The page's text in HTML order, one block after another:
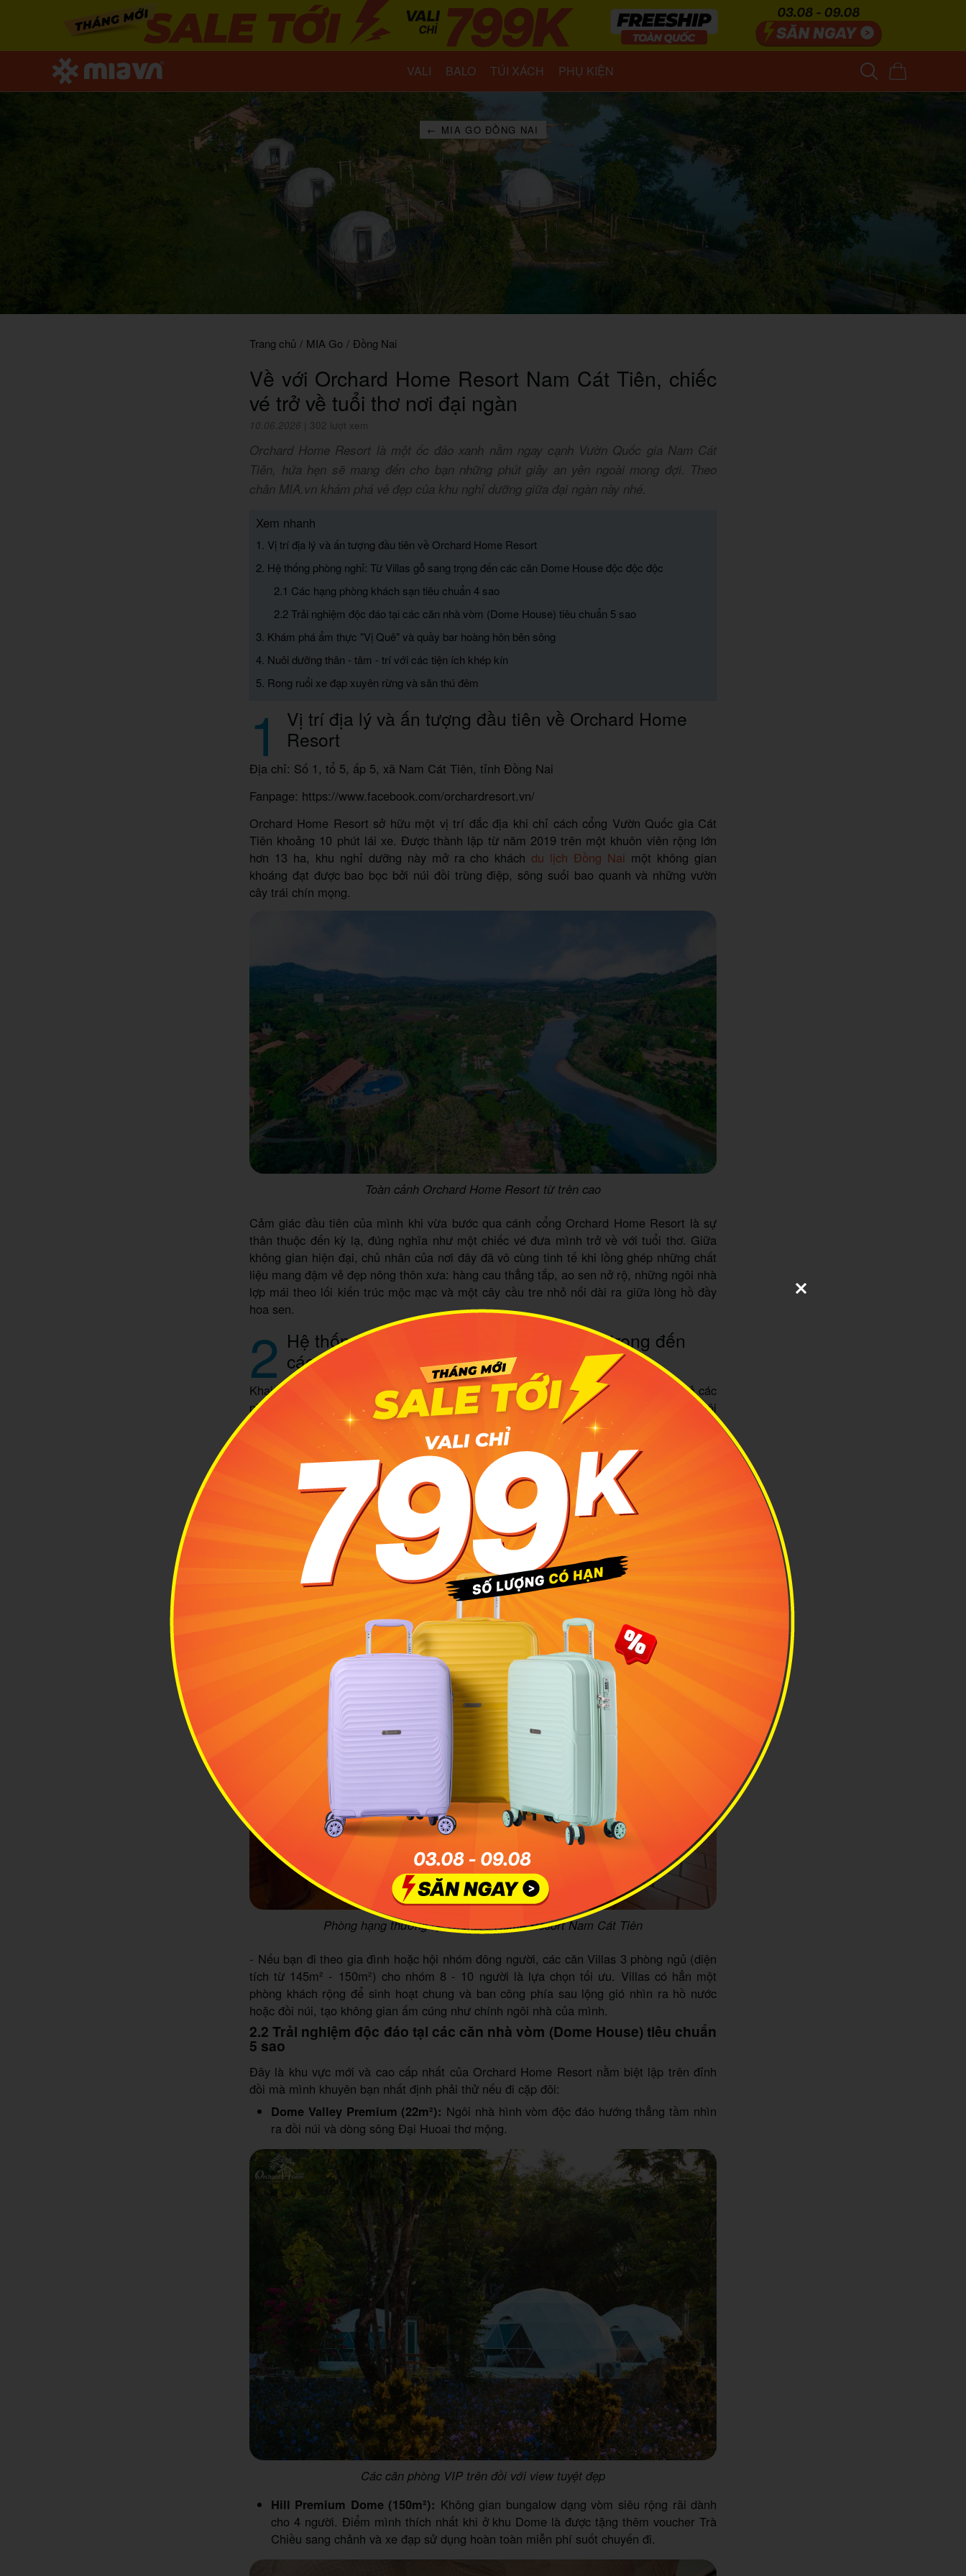
VALI BALO TÚI XÁCH PHỤ KIỆN
← MIA GO ĐỒNG NAI
Trang chủ / MIA Go / Đồng Nai
Về với Orchard Home Resort Nam Cát Tiên, chiếc
vé trở về tuổi thơ nơi đại ngàn
10.06.2026 302 lượt xem
Orchard Home Resort là một ốc đảo xanh nằm ngay cạnh Vườn Quốc gia Nam Cát
Tiên, hứa hẹn sẽ mang đến cho bạn những phút giây an yên ngoài mong đợi. Theo
chân MIA.vn khám phá vẻ đẹp của khu nghỉ dưỡng giữa đại ngàn này nhé.
Xem nhanh
1. Vị trí địa lý và ấn tượng đầu tiên về Orchard Home Resort
2. Hệ thống phòng nghỉ: Từ Villas gỗ sang trọng đến các căn Dome House độc độc độc
2.1 Các hạng phòng khách sạn tiêu chuẩn 4 sao
2.2 Trải nghiệm độc đáo tại các căn nhà vòm (Dome House) tiêu chuẩn 5 sao
3. Khám phá ẩm thực "Vị Quê" và quầy bar hoàng hôn bên sông
4. Nuôi dưỡng thân - tâm - trí với các tiện ích khép kín
5. Rong ruổi xe đạp xuyên rừng và săn thú đêm
1
Vị trí địa lý và ấn tượng đầu tiên về Orchard Home
Resort
Địa chỉ: Số 1, tổ 5, ấp 5, xã Nam Cát Tiên, tỉnh Đồng Nai
Fanpage: https://www.facebook.com/orchardresort.vn/
Orchard Home Resort sở hữu một vị trí đắc địa khi chỉ cách cổng Vườn Quốc gia Cát
Tiên khoảng 10 phút lái xe. Được thành lập từ năm 2019 trên một khuôn viên rộng lớn
hơn 13 ha, khu nghỉ dưỡng này mở ra cho kháchdu lịch Đồng Nai một không gian
khoáng đạt được bao bọc bởi núi đồi trùng điệp, sông suối bao quanh và những vườn
cây trái chín mọng.
Toàn cảnh Orchard Home Resort từ trên cao
Cảm giác đầu tiên của mình khi vừa bước qua cánh cổng Orchard Home Resort là sự
thân thuộc đến kỳ lạ, đúng nghĩa như một chiếc vé đưa mình trở về với tuổi thơ. Giữa
không gian hiện đại, chủ nhân của nơi đây đã vô cùng tinh tế khi lồng ghép những chất
liệu mang đậm vẻ đẹp nông thôn xưa: hàng cau thẳng tắp, ao sen nở rộ, những ngôi nhà
lợp mái theo lối kiến trúc mộc mạc và một cây cầu tre nhỏ nối dài ra giữa lòng hồ đầy
hoa sen.
2 Hệ thống phòng nghỉ: Từ Villas gỗ sang trọng đến
các căn Dome House độc độc độc
Khai thác thế mạnh địa hình có 1-0-2, Orchard Home Resort Cát Tiên thiết kế tất cả các
phòng ngủ đều hướng nhìn ra núi, hồ nước, ao sen hoặc vườn cây ăn trái. Toàn bộ nội
thất bên trong đều sử dụng chất liệu gỗ sang trọng, mang lại cảm giác vừa ấm cúng vừa
biệt lập. Hành trình du lịch Đồng Nai thì việc
2.1 Các hạng phòng khách sạn tiêu chuẩn 4 sao
Superior (Double/Twin/Triple):
Diện tích từ 32m² - 34m², phù hợp cho từ 2 đến 3
khách. Phòng có view nhìn ra đồi núi và sân vườn xanh mướt. Khi đặt hạng phòng
này, mình được tặng kèm bữa sáng, minibar và đặc biệt là voucher massage tại khu
Deluxe Twin:
Diện tích rộng rãi hơn khoảng 35m² với 2 giường Queen, có sức chứa
lên đến 4 khách, cực kỳ thích hợp cho các nhóm bạn thân.
Phòng hạng thường tại Orchard Home Resort Nam Cát Tiên
- Nếu bạn đi theo gia đình hoặc hội nhóm đông người, các căn Villas 3 phòng ngủ (diện
tích từ 145m² - 150m²) cho nhóm 8 - 10 người là lựa chọn tối ưu. Villas có hẳn một
phòng khách rộng để sinh hoạt chung và ban công phía sau lộng gió nhìn ra hồ nước
hoặc đồi núi, tạo không gian ấm cúng như chính ngôi nhà của mình.
2.2 Trải nghiệm độc đáo tại các căn nhà vòm (Dome House) tiêu chuẩn
5 sao
Đây là khu vực mới và cao cấp nhất của Orchard Home Resort nằm biệt lập trên đỉnh
đồi mà mình khuyên bạn nhất định phải thử nếu đi cặp đôi:
Dome Valley Premium (22m²): Ngôi nhà hình vòm độc đáo hướng thẳng tầm nhìn
ra đồi núi và dòng sông Đại Huoai thơ mộng.
Các căn phòng VIP trên đồi với view tuyệt đẹp
Hill Premium Dome (150m²): Không gian bungalow dạng vòm siêu rộng rãi dành
cho 4 người. Điểm mình thích nhất khi ở khu Dome là được tặng thêm voucher Trà
Chiều sang chảnh và xe đạp sử dụng hoàn toàn miễn phí suốt chuyến đi.